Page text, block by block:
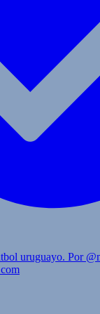
uruguayo. Por